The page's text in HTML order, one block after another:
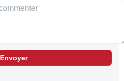
Envoyer